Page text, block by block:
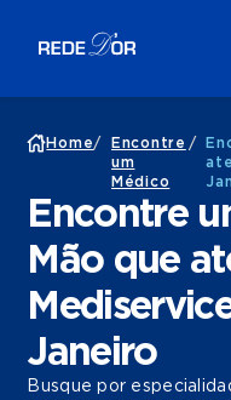
Home/
Encontre
um
Médico
/
Encontre
Mão que
Janeiro
Busque por